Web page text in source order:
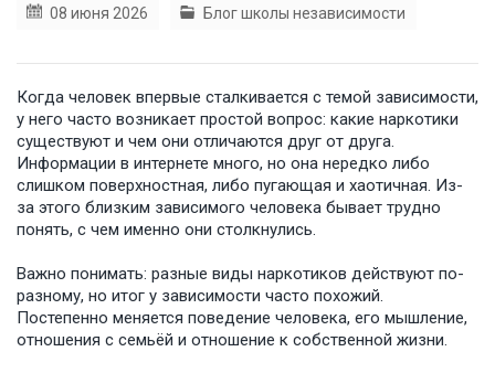
08 июня 2026 Блог школы независимости
Когда человек впервые сталкивается с темой зависимости,
у него часто возникает простой вопрос: какие наркотики
существуют и чем они отличаются друг от друга.
Информации в интернете много, но она нередко либо
слишком поверхностная, либо пугающая и хаотичная. Из-
за этого близким зависимого человека бывает трудно
понять, с чем именно они столкнулись.
Важно понимать: разные виды наркотиков действуют по-
разному, но итог у зависимости часто похожий.
Постепенно меняется поведение человека, его мышление,
отношения с семьёй и отношение к собственной жизни.